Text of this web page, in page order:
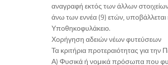
αναγραφή εκτός των άλλων
άνω των εννέα (9) ετών,
Υποθηκοφυλάκειο.
Χορήγηση αδειών νέων φυτεύσεων
Τα κριτήρια προτεραιότητας για την
Α) Φυσικά ή νομικά πρόσωπα που